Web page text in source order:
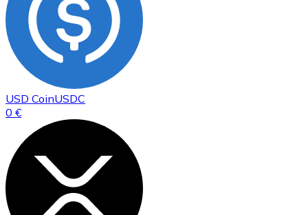
USD CoinUSDC
0 €